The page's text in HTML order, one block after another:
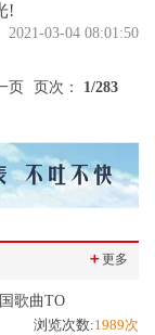
!
2021-03-04 08:01:50
页 页次： 1/283
＋更多
歌曲TO
浏览次数:1989次